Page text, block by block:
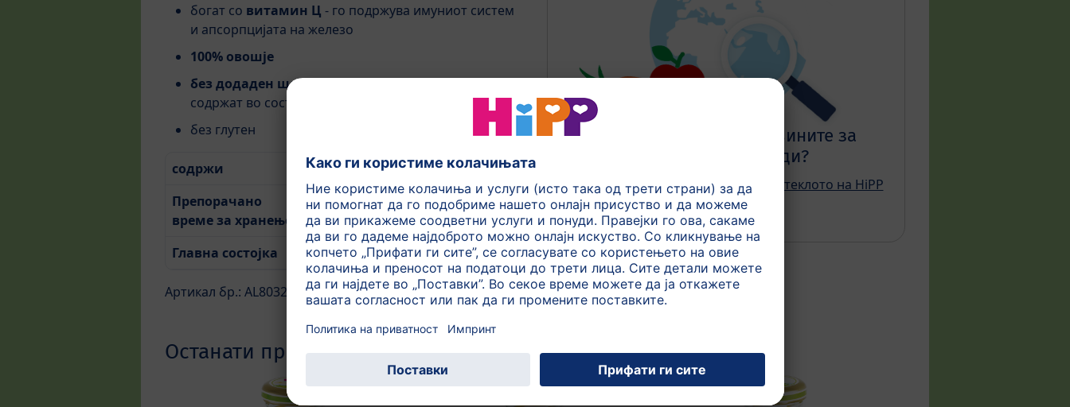
богат со витамин Ц - го подржува имуниот систем
и апсорпцијата на железо
100% овошје
без додаден шеќер- шеќерите природно се
содржат во состојките природно присутен шеќер
без глутен
содржи
200 мл
Препорачано
време за хранење
Наутро, Претпладне, На пладне,
Попладне, Навечер
Главна состојка
Круша
Артикал бр.: AL8032-U
Од каде доаѓаат суровините за
нашите производи?
Сега можете да го истражувате потеклото на HiPP
состојките
Останати производи од оваа категорија